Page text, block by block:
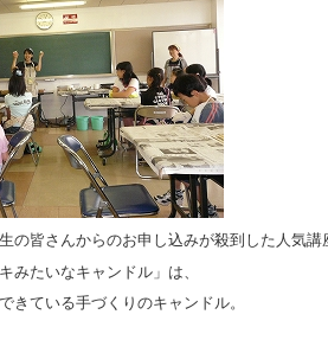
の皆さんからのお申し込みが殺到した人気講
みたいなキャンドル」は、
きている手づくりのキャンドル。